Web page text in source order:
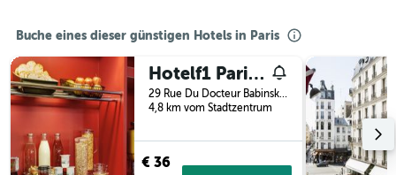
Buche eines dieser günstigen Hotels in Paris
Hotelf1 Paris Saint Ouen Marché Aux Puces
29 Rue Du Docteur Babinski, Paris, Frankreich
4,8 km vom Stadtzentrum
€ 36